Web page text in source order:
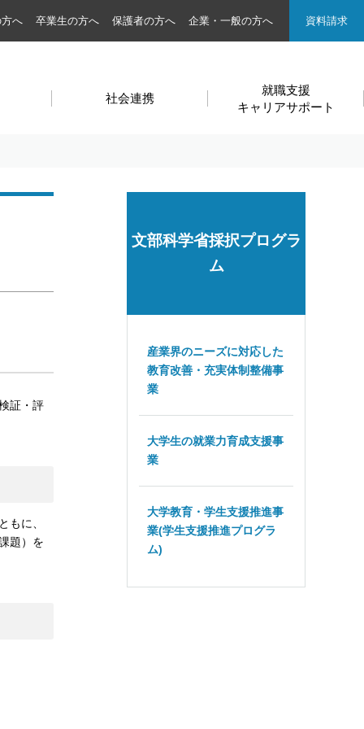
社会連携
就職支援
キャリアサポート
へ 卒業生の方へ 保護者の方へ 企業・一般の方へ 資料請求
証・評
もに、
題）を
文部科学省採択プログラ
ム
産業界のニーズに対応した
教育改善・充実体制整備事
業
大学生の就業力育成支援事
業
大学教育・学生支援推進事
業(学生支援推進プログラ
ム)